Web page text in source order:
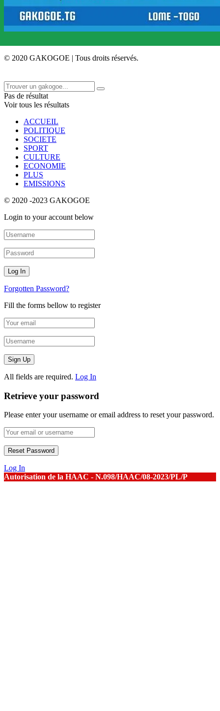
© 2020 GAKOGOE | Tous droits réservés.
Pas de résultat
Voir tous les résultats
ACCUEIL
POLITIQUE
SOCIETE
SPORT
CULTURE
ECONOMIE
PLUS
EMISSIONS
© 2020 -2023 GAKOGOE
Login to your account below
Forgotten Password?
Fill the forms bellow to register
All fields are required. Log In
Retrieve your password
Please enter your username or email address to reset your password.
Log In
Autorisation de la HAAC - N.098/HAAC/08-2023/PL/P